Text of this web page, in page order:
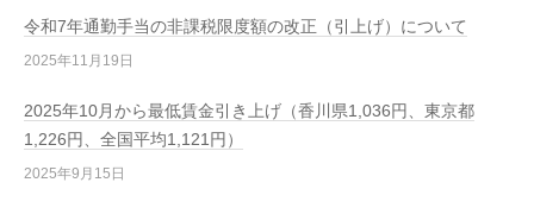
令和7年通勤手当の非課税限度額の改正（引上げ）について
2025年11月19日
2025年10月から最低賃金引き上げ（香川県1,036円、東京都
1,226円、全国平均1,121円）
2025年9月15日